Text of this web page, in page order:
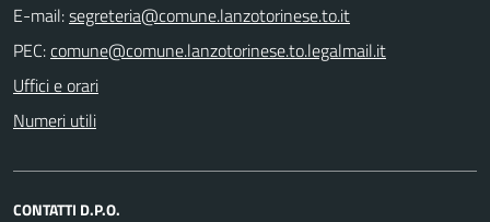
E-mail:
PEC:
Uffici e orari
Numeri utili
CONTATTI D.P.O.